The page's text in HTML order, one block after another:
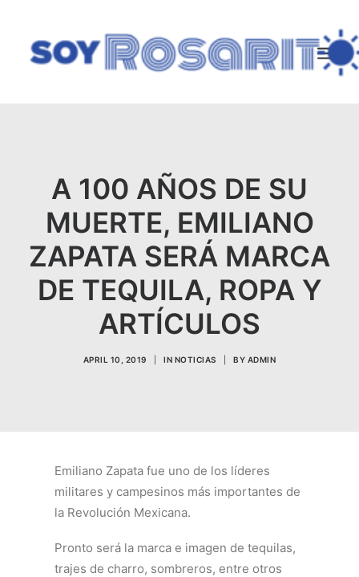
A 100 AÑOS DE SU
MUERTE, EMILIANO
ZAPATA SERÁ MARCA
DE TEQUILA, ROPA Y
ARTÍCULOS
APRIL 10, 2019 IN NOTICIAS BY ADMIN
Emiliano Zapata fue uno de los líderes
militares y campesinos más importantes de
la Revolución Mexicana.
Pronto será la marca e imagen de tequilas,
trajes de charro, sombreros, entre otros